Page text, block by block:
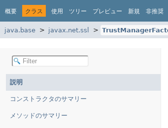
概要 クラス 使用 ツリー プレビュー 新規 非推奨
java.base javax.net.ssl
説明
コンストラクタのサマリー
メソッドのサマリー